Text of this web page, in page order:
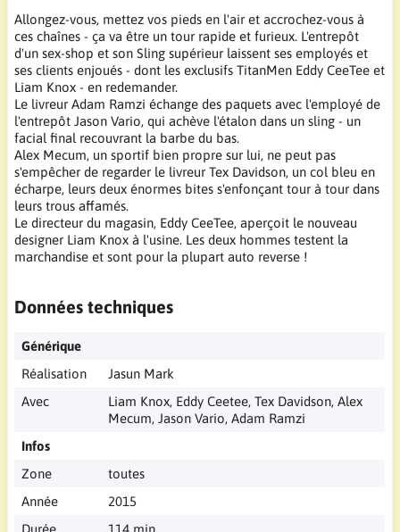
Allongez-vous, mettez vos pieds en l'air et accrochez-vous à
ces chaînes - ça va être un tour rapide et furieux. L'entrepôt
d'un sex-shop et son Sling supérieur laissent ses employés et
ses clients enjoués - dont les exclusifs TitanMen Eddy CeeTee et
Liam Knox - en redemander.
Le livreur Adam Ramzi échange des paquets avec l'employé de
l'entrepôt Jason Vario, qui achève l'étalon dans un sling - un
facial final recouvrant la barbe du bas.
Alex Mecum, un sportif bien propre sur lui, ne peut pas
s'empêcher de regarder le livreur Tex Davidson, un col bleu en
écharpe, leurs deux énormes bites s'enfonçant tour à tour dans
leurs trous affamés.
Le directeur du magasin, Eddy CeeTee, aperçoit le nouveau
designer Liam Knox à l'usine. Les deux hommes testent la
marchandise et sont pour la plupart auto reverse !
Données techniques
Générique
Réalisation
Jasun Mark
Avec
Liam Knox, Eddy Ceetee, Tex Davidson, Alex
Mecum, Jason Vario, Adam Ramzi
Infos
Zone
toutes
Année
2015
Durée
114 min